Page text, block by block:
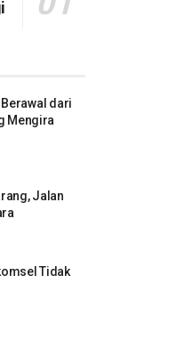
dari
Mengira
Jalan
Tidak